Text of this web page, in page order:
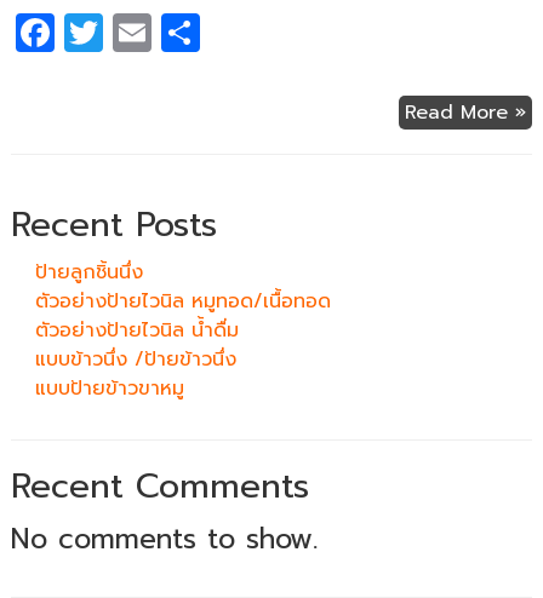
F
a
o
o
k
T
w
E
m
S
h
Read More »
Recent Posts
ป้ายลูกชิ้นนึ่ง
ตัวอย่างป้ายไวนิล หมูทอด/เนื้อทอด
ตัวอย่างป้ายไวนิล น้ำดื่ม
แบบข้าวนึ่ง /ป้ายข้าวนึ่ง
แบบป้ายข้าวขาหมู
Recent Comments
No comments to show.